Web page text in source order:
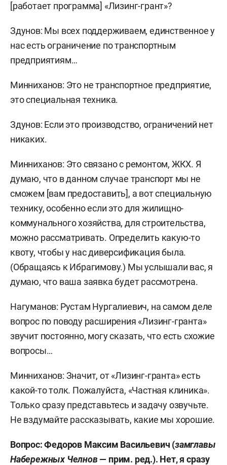
[работает программа] «Лизинг-грант»?
Здунов: Мы всех поддерживаем, единственное у
нас есть ограничение по транспортным
предприятиям…
Минниханов: Это не транспортное предприятие,
это специальная техника.
Здунов: Если это производство, ограничений нет
никаких.
Минниханов: Это связано с ремонтом, ЖКХ. Я
думаю, что в данном случае транспорт мы не
сможем [вам предоставить], а вот специальную
технику, особенно если это для жилищно-
коммунального хозяйства, для строительства,
можно рассматривать. Определить какую-то
квоту, чтобы у нас диверсификация была.
(Обращаясь к Ибрагимову.) Мы услышали вас, я
думаю, что ваша заявка будет рассмотрена.
Нагуманов: Рустам Нургалиевич, на самом деле
вопрос по поводу расширения «Лизинг-гранта»
звучит постоянно, могу сказать, что есть схожие
вопросы…
Минниханов: Значит, от «Лизинг-гранта» есть
какой-то толк. Пожалуйста, «Частная клиника».
Только сразу представьтесь и задачу озвучьте.
Не вздумайте рассказывать, какие мы хорошие.
Вопрос: Федоров Максим Васильевич (замглавы
Набережных Челнов — прим. ред.). Нет, я сразу